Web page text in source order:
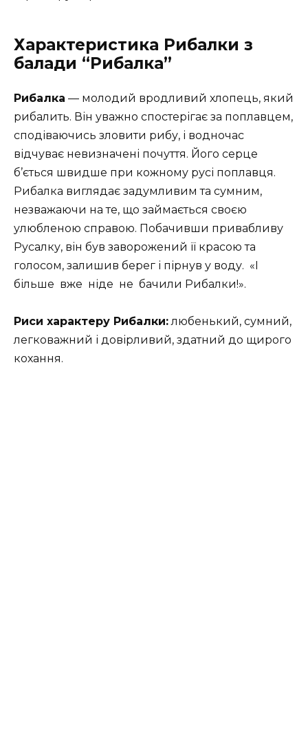
Характеристика Рибалки з
балади “Рибалка”
Рибалка — молодий вродливий хлопець, який
рибалить. Він уважно спостерігає за поплавцем,
сподіваючись зловити рибу, і водночас
відчуває невизначені почуття. Його серце
б’ється швидше при кожному русі поплавця.
Рибалка виглядає задумливим та сумним,
незважаючи на те, що займається своєю
улюбленою справою. Побачивши привабливу
Русалку, він був заворожений її красою та
голосом, залишив берег і пірнув у воду. «І
більше вже ніде не бачили Рибалки!».
Риси характеру Рибалки: любенький, сумний,
легковажний і довірливий, здатний до щирого
кохання.